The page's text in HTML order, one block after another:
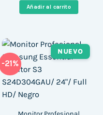
era:
740,14 €.
es:
605,99
Añadir al carrito
-21%
NUEVO